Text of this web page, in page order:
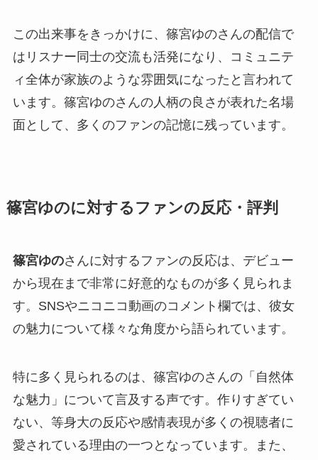
この出来事をきっかけに、篠宮ゆのさんの配信で
はリスナー同士の交流も活発になり、コミュニテ
ィ全体が家族のような雰囲気になったと言われて
います。篠宮ゆのさんの人柄の良さが表れた名場
面として、多くのファンの記憶に残っています。
篠宮ゆのに対するファンの反応・評判
篠宮ゆのさんに対するファンの反応は、デビュー
から現在まで非常に好意的なものが多く見られま
す。SNSやニコニコ動画のコメント欄では、彼女
の魅力について様々な角度から語られています。
特に多く見られるのは、篠宮ゆのさんの「自然体
な魅力」について言及する声です。作りすぎてい
ない、等身大の反応や感情表現が多くの視聴者に
愛されている理由の一つとなっています。また、